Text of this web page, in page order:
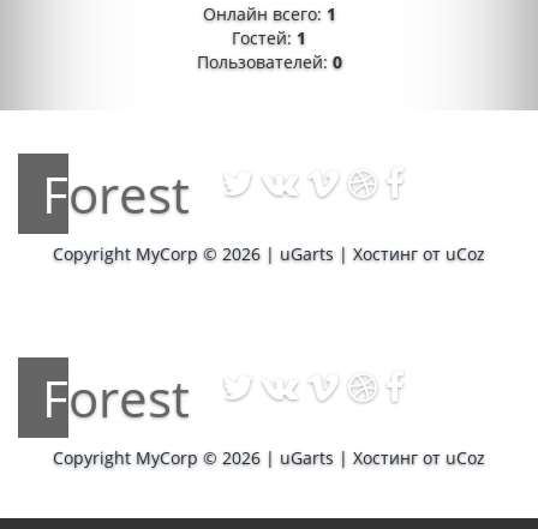
Онлайн всего: 1
Гостей: 1
Пользователей:0
Forest
Copyright MyCorp © 2026 | uGarts | Хостинг от uCoz
Forest
Copyright MyCorp © 2026 | uGarts | Хостинг от uCoz